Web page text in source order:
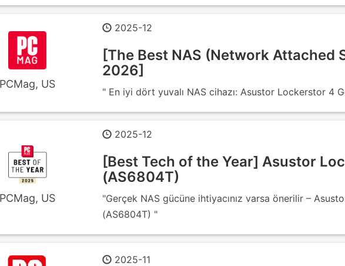
PCMag, US
2025-12
[The Best NAS (Network Attached
2026]
" En iyi dört yuvalı NAS cihazı: Asustor Lockerstor 4
PCMag, US
2025-12
[Best Tech of the Year] Asustor
(AS6804T)
"Gerçek NAS gücüne ihtiyacınız varsa önerilir –
(AS6804T) "
2025-11